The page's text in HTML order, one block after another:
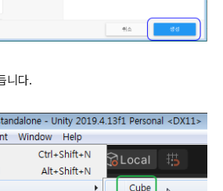
니다.